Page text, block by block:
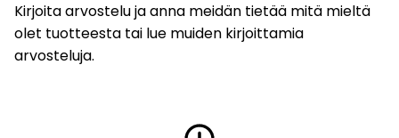
Kirjoita arvostelu ja anna meidän tietää mitä mieltä
olet tuotteesta tai lue muiden kirjoittamia
arvosteluja.